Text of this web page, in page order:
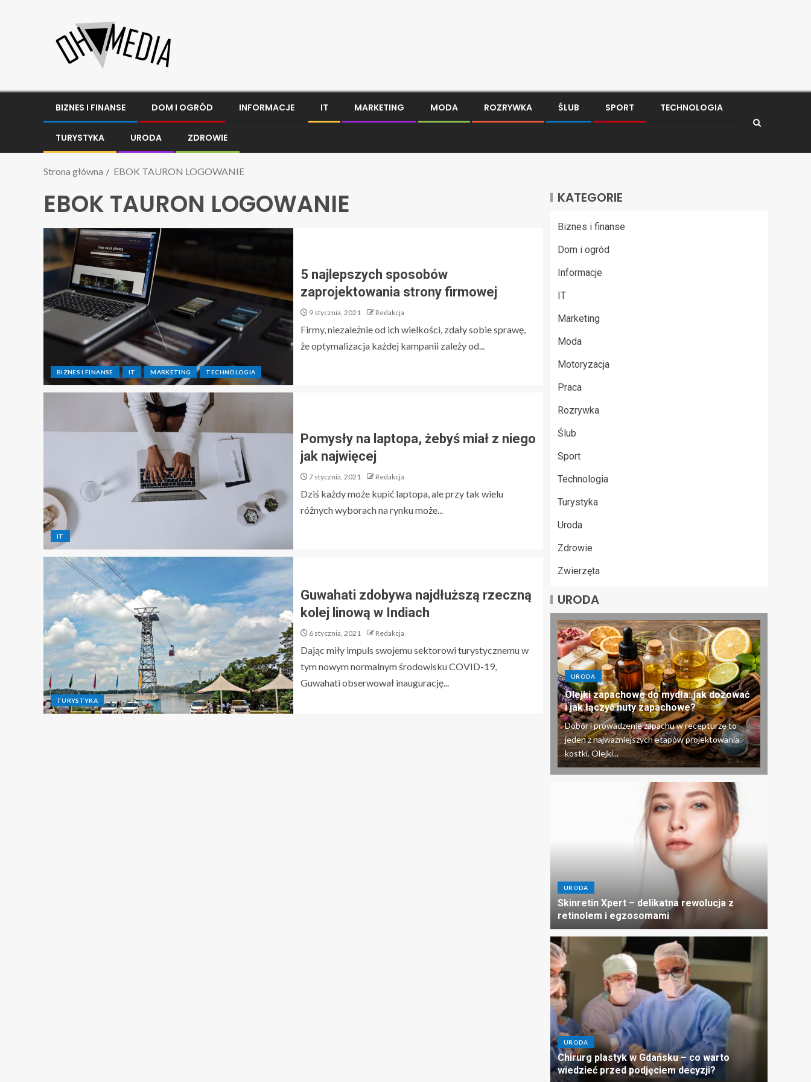
BIZNES I FINANSE DOM I OGRÓD INFORMACJE IT MARKETING MODA ROZRYWKA ŚLUB SPORT TECHNOLOGIA
TURYSTYKA URODA ZDROWIE
Strona główna EBOK TAURON LOGOWANIE
EBOK TAURON LOGOWANIE
BIZNES I FINANSE IT MARKETING TECHNOLOGIA
5 najlepszych sposobów
zaprojektowania strony firmowej
9 stycznia, 2021 Redakcja
Firmy, niezależnie od ich wielkości, zdały sobie sprawę,
że optymalizacja każdej kampanii zależy od...
IT
Pomysły na laptopa, żebyś miał z niego
jak najwięcej
7 stycznia, 2021 Redakcja
Dziś każdy może kupić laptopa, ale przy tak wielu
różnych wyborach na rynku może...
TURYSTYKA
Guwahati zdobywa najdłuższą rzeczną
kolej linową w Indiach
6 stycznia, 2021 Redakcja
Dając miły impuls swojemu sektorowi turystycznemu w
tym nowym normalnym środowisku COVID-19,
Guwahati obserwował inaugurację...
KATEGORIE
Biznes i finanse
Dom i ogród
Informacje
IT
Marketing
Moda
Motoryzacja
Praca
Rozrywka
Ślub
Sport
Technologia
Turystyka
Uroda
Zdrowie
Zwierzęta
URODA
URODA
Olejki zapachowe do mydła: jak dozować
i jak łączyć nuty zapachowe?
Dobór i prowadzenie zapachu w recepturze to
jeden z najważniejszych etapów projektowania
kostki. Olejki...
URODA
Skinretin Xpert – delikatna rewolucja z
retinolem i egzosomami
URODA
Chirurg plastyk w Gdańsku – co warto
wiedzieć przed podjęciem decyzji?